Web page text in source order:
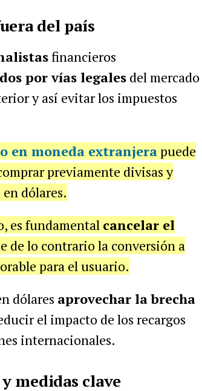
del país
financieros
por vías legalesdel mercado
y así evitar los impuestos
en moneda extranjerapuede
previamente divisas y
dólares.
es fundamental cancelar el
de lo contrario la conversión a
para el usuario.
dólares aprovechar la brecha
el impacto de los recargos
internacionales.
medidas clave